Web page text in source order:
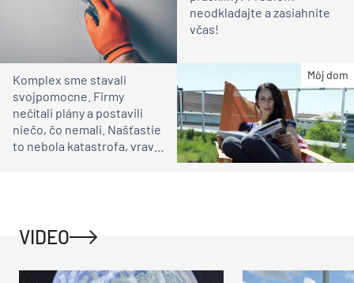
neodkladajte a zasiahnite
včas!
Môj dom
Komplex sme stavali
svojpomocne. Firmy
nečítali plány a postavili
niečo, čo nemali. Našťastie
to nebola katastrofa, vraví
VIDEO